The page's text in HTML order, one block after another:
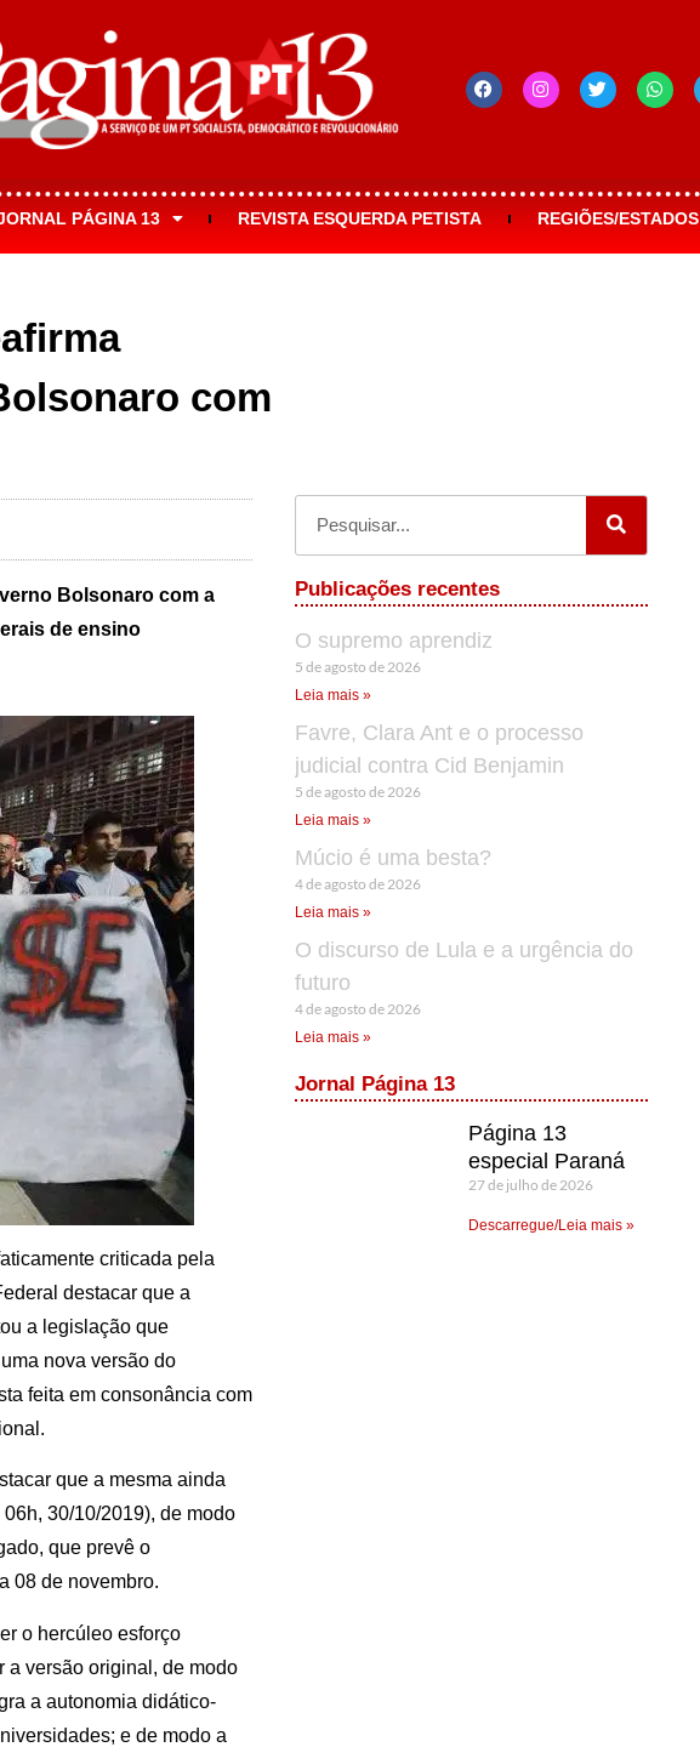
PÁGINA 13 REVISTA ESQUERDA PETISTA REGIÕES/ESTADOS
com
Bolsonaro com a
de ensino
criticada pela
destacar que a
a legislação que
nova versão do
feita em consonância com
que a mesma ainda
30/10/2019), de modo
que prevê o
08 de novembro.
o hercúleo esforço
a versão original, de modo
a autonomia didático-
e de modo a
Publicações recentes
O supremo aprendiz
5 de agosto de 2026
Leia mais »
Favre, Clara Ant e o processo
judicial contra Cid Benjamin
5 de agosto de 2026
Leia mais »
Múcio é uma besta?
4 de agosto de 2026
Leia mais »
O discurso de Lula e a urgência do
futuro
4 de agosto de 2026
Leia mais »
Jornal Página 13
Página 13
especial Paraná
27 de julho de 2026
Descarregue/Leia mais »